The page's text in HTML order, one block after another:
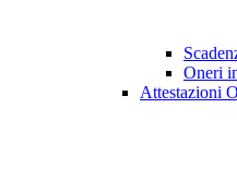
Oneri
Attestazioni